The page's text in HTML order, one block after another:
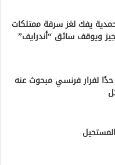
يفك لغز سرقة ممتلكات
ويوقف سائق “أندرايف”
لفرار فرنسي مبحوث عنه